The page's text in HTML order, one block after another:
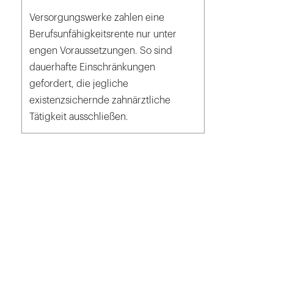
Versorgungswerke zahlen eine
Berufsunfähigkeitsrente nur unter
engen Voraussetzungen. So sind
dauerhafte Einschränkungen
gefordert, die jegliche
existenzsichernde zahnärztliche
Tätigkeit ausschließen.